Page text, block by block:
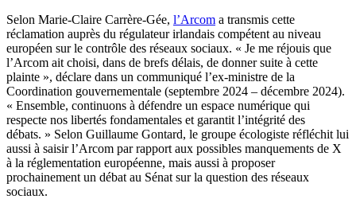
Selon Marie-Claire Carrère-Gée, l’Arcom a transmis cette
réclamation auprès du régulateur irlandais compétent au niveau
européen sur le contrôle des réseaux sociaux. « Je me réjouis que
l’Arcom ait choisi, dans de brefs délais, de donner suite à cette
plainte », déclare dans un communiqué l’ex-ministre de la
Coordination gouvernementale (septembre 2024 – décembre 2024).
« Ensemble, continuons à défendre un espace numérique qui
respecte nos libertés fondamentales et garantit l’intégrité des
débats. » Selon Guillaume Gontard, le groupe écologiste réfléchit lui
aussi à saisir l’Arcom par rapport aux possibles manquements de X
à la réglementation européenne, mais aussi à proposer
prochainement un débat au Sénat sur la question des réseaux
sociaux.